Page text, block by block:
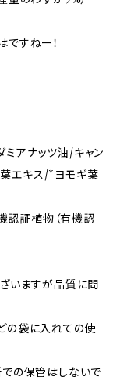
すねー！
アナッツ油/キャン
エキス/*ヨモギ葉
認証植物（有機認
いますが品質に問
の袋に入れての使
の保管はしないで